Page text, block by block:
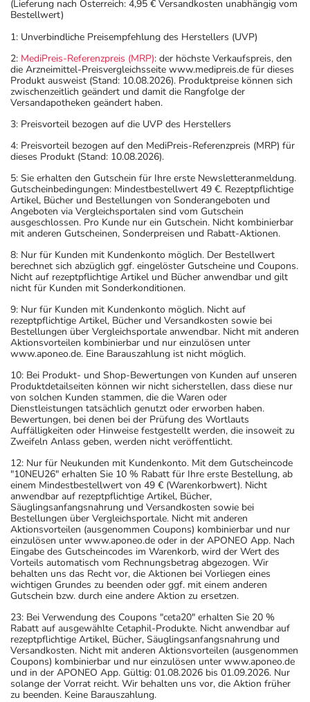
gewissenhafte Dosierung. Im Zweifelsfalle fragen Sie
Ihren Arzt oder Apotheker nach etwaigen Auswirkungen
oder Vorsichtsmaßnahmen.
Eine vom Arzt verordnete Dosierung kann von den
Angaben der Packungsbeilage abweichen. Da der Arzt sie
individuell abstimmt, sollten Sie das Arzneimittel daher
nach seinen Anweisungen anwenden.
Aufbewahrung
Wichtige Hinweise
Was sollten Sie beachten?
- Vorsicht: Das Reaktionsvermögen kann auch bei
bestimmungsgemäßem Gebrauch beeinträchtigt sein.
Achten Sie vor allem darauf, wenn Sie am Straßenverkehr
teilnehmen oder Maschinen (auch im Haushalt) bedienen,
mit denen Sie sich verletzen können.
- Durch plötzliches Absetzen können Probleme oder
Beschwerden auftreten. Deshalb sollte die Behandlung
langsam, das heißt mit einem schrittweisen
Ausschleichen der Dosis, beendet werden. Lassen Sie
sich dazu am besten von Ihrem Arzt oder Apotheker
beraten.
- Vorsicht bei Allergie gegen Propylenglykol und ähnliche
Stoffe!
- Vorsicht bei Allergie gegen Polyethylenglykol(PEG)-
- Vorsicht bei Allergie gegen Farbstoffe (z.B. Indigocarmin
mit der E-Nummer E 132)!
- Es kann Arzneimittel geben, mit denen
Wechselwirkungen auftreten. Sie sollten deswegen
generell vor der Behandlung mit einem neuen
Arzneimittel jedes andere, das Sie bereits anwenden,
dem Arzt oder Apotheker angeben. Das gilt auch für
Arzneimittel, die Sie selbst kaufen, nur gelegentlich
anwenden oder deren Anwendung schon einige Zeit
zurückliegt.
Bitte verwenden Sie dieses Arzneimittel nicht mehr nach
dem auf der Packung oder der Umverpackung
angegebenen Verfallsdatum. Das Verfallsdatum bezieht
sich auf den letzten Tag des angegebenen Monats.
(Lieferung nach Österreich: 4,95 € Versandkosten unabhängig vom
Bestellwert)
1: Unverbindliche Preisempfehlung des Herstellers (UVP)
2: MediPreis-Referenzpreis (MRP): der höchste Verkaufspreis, den
die Arzneimittel-Preisvergleichsseite www.medipreis.de für dieses
Produkt ausweist (Stand: 10.08.2026). Produktpreise können sich
zwischenzeitlich geändert und damit die Rangfolge der
Versandapotheken geändert haben.
3: Preisvorteil bezogen auf die UVP des Herstellers
4: Preisvorteil bezogen auf den MediPreis-Referenzpreis (MRP) für
dieses Produkt (Stand: 10.08.2026).
5: Sie erhalten den Gutschein für Ihre erste Newsletteranmeldung.
Gutscheinbedingungen: Mindestbestellwert 49 €. Rezeptpflichtige
Artikel, Bücher und Bestellungen von Sonderangeboten und
Angeboten via Vergleichsportalen sind vom Gutschein
ausgeschlossen. Pro Kunde nur ein Gutschein. Nicht kombinierbar
mit anderen Gutscheinen, Sonderpreisen und Rabatt-Aktionen.
8: Nur für Kunden mit Kundenkonto möglich. Der Bestellwert
berechnet sich abzüglich ggf. eingelöster Gutscheine und Coupons.
Nicht auf rezeptpflichtige Artikel und Bücher anwendbar und gilt
nicht für Kunden mit Sonderkonditionen.
9: Nur für Kunden mit Kundenkonto möglich. Nicht auf
rezeptpflichtige Artikel, Bücher und Versandkosten sowie bei
Bestellungen über Vergleichsportale anwendbar. Nicht mit anderen
Aktionsvorteilen kombinierbar und nur einzulösen unter
www.aponeo.de. Eine Barauszahlung ist nicht möglich.
10: Bei Produkt- und Shop-Bewertungen von Kunden auf unseren
Produktdetailseiten können wir nicht sicherstellen, dass diese nur
von solchen Kunden stammen, die die Waren oder
Dienstleistungen tatsächlich genutzt oder erworben haben.
Bewertungen, bei denen bei der Prüfung des Wortlauts
Auffälligkeiten oder Hinweise festgestellt werden, die insoweit zu
Zweifeln Anlass geben, werden nicht veröffentlicht.
12: Nur für Neukunden mit Kundenkonto. Mit dem Gutscheincode
"10NEU26" erhalten Sie 10 % Rabatt für Ihre erste Bestellung, ab
einem Mindestbestellwert von 49 € (Warenkorbwert). Nicht
anwendbar auf rezeptpflichtige Artikel, Bücher,
Säuglingsanfangsnahrung und Versandkosten sowie bei
Bestellungen über Vergleichsportale. Nicht mit anderen
Aktionsvorteilen (ausgenommen Coupons) kombinierbar und nur
einzulösen unter www.aponeo.de oder in der APONEO App. Nach
Eingabe des Gutscheincodes im Warenkorb, wird der Wert des
Vorteils automatisch vom Rechnungsbetrag abgezogen. Wir
behalten uns das Recht vor, die Aktionen bei Vorliegen eines
wichtigen Grundes zu beenden oder ggf. mit einem anderen
Gutschein bzw. durch eine andere Aktion zu ersetzen.
23: Bei Verwendung des Coupons "ceta20" erhalten Sie 20 %
Rabatt auf ausgewählte Cetaphil-Produkte. Nicht anwendbar auf
rezeptpflichtige Artikel, Bücher, Säuglingsanfangsnahrung und
Versandkosten. Nicht mit anderen Aktionsvorteilen (ausgenommen
Coupons) kombinierbar und nur einzulösen unter www.aponeo.de
und in der APONEO App. Gültig: 01.08.2026 bis 01.09.2026. Nur
solange der Vorrat reicht. Wir behalten uns vor, die Aktion früher
zu beenden. Keine Barauszahlung.